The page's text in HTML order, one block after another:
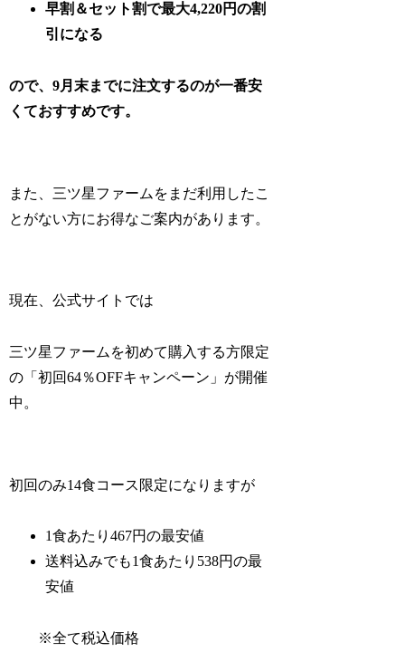
早割＆セット割で最大4,220円の割
引になる
ので、9月末までに注文するのが一番安
くておすすめです。
また、三ツ星ファームをまだ利用したこ
とがない方にお得なご案内があります。
現在、公式サイトでは
三ツ星ファームを初めて購入する方限定
の「初回64％OFFキャンペーン」が開催
中。
初回のみ14食コース限定になりますが
1食あたり467円の最安値
送料込みでも1食あたり538円の最
安値
※全て税込価格